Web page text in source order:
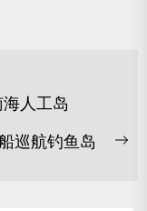
人工岛
巡航钓鱼岛